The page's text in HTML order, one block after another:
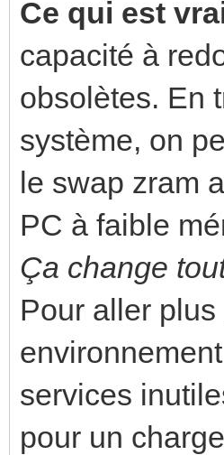
Ce qui est
capacité à
obsolètes. En
système, on
le swap zram
PC à faible
Ça change
Pour aller
services
pour un